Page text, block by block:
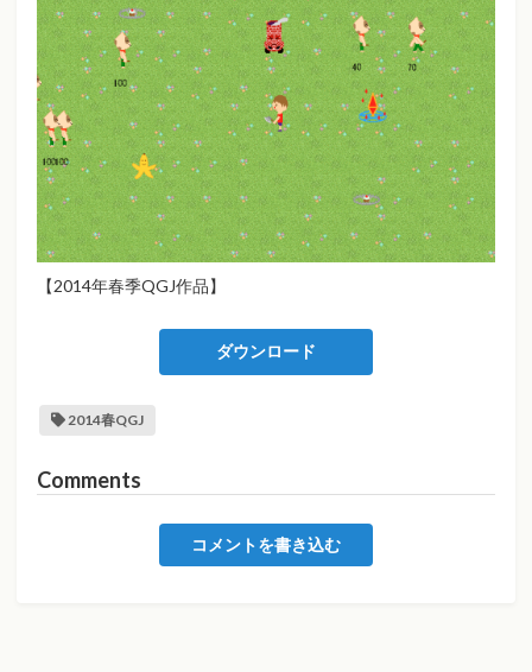
【2014年春季QGJ作品】
ダウンロード
2014春QGJ
Comments
コメントを書き込む